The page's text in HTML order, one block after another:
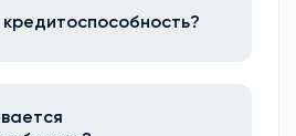
кредитоспособность?